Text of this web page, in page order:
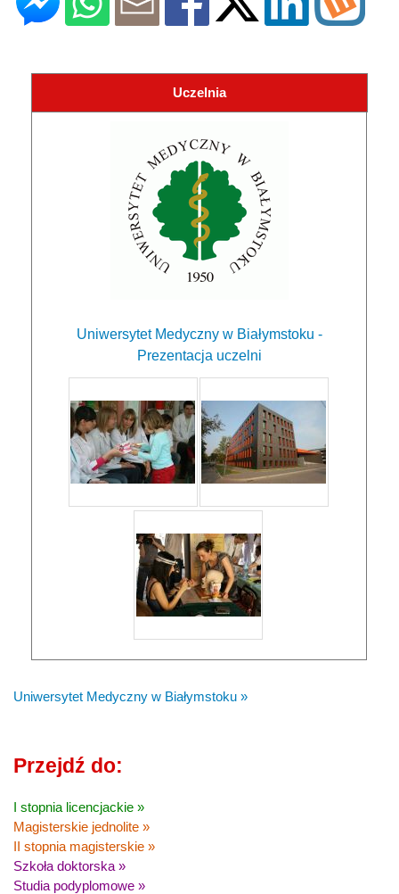
Uczelnia
Uniwersytet Medyczny w Białymstoku -
Prezentacja uczelni
Uniwersytet Medyczny w Białymstoku »
Przejdź do:
I stopnia licencjackie »
Magisterskie jednolite »
II stopnia magisterskie »
Szkoła doktorska »
Studia podyplomowe »